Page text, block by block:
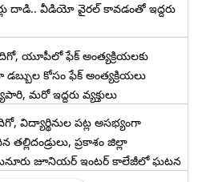
దాడి.. వీడియో వైరల్ కావడంతో ఇద్దరు
యూపీలో ఫేక్ అంత్యక్రియలకు
కోసం ఫేక్ అంత్యక్రియలు
మరో ఇద్దరు వ్యక్తులు
విద్యార్థినుల పట్ల అసభ్యంగా
ప్రకాశం జిల్లా
జూనియర్ ఇంటర్ కాలేజీలో ఘటన